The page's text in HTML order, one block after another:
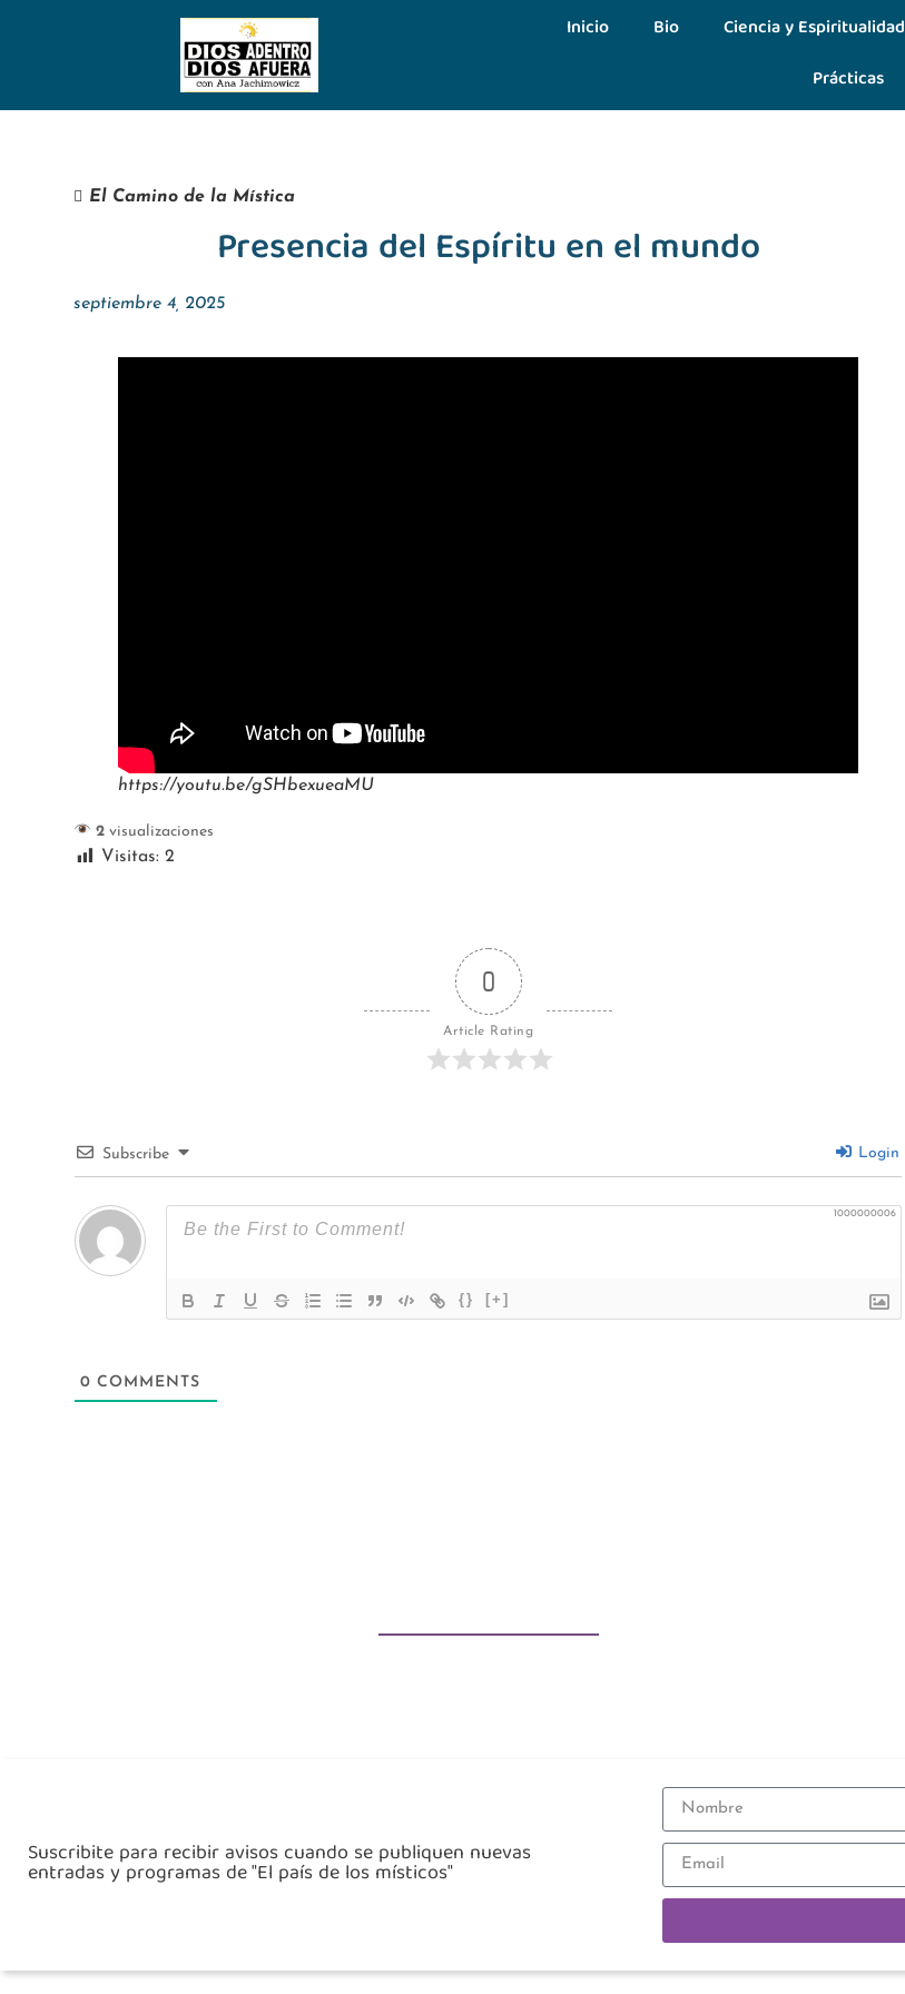
Inicio Bio Ciencia y Espiritualidad
Prácticas
El Camino de la Mística
Presencia del Espíritu en el mundo
septiembre 4, 2025
https://youtu.be/gSHbexueaMU
2visualizaciones
Visitas: 2
0
Article Rating
Subscribe Login
1000000006
{} [+]
0 COMMENTS
Suscribite para recibir avisos cuando se publiquen nuevas
entradas y programas de "El país de los místicos"